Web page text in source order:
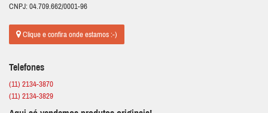
CNPJ: 04.709.662/0001-96
Clique e confira onde estamos :-)
Telefones
(11) 2134-3870
(11) 2134-3829